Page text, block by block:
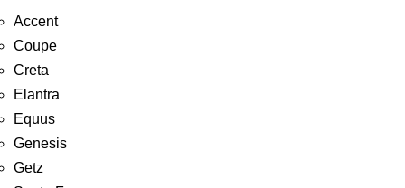
Accent
Coupe
Creta
Elantra
Equus
Genesis
Getz